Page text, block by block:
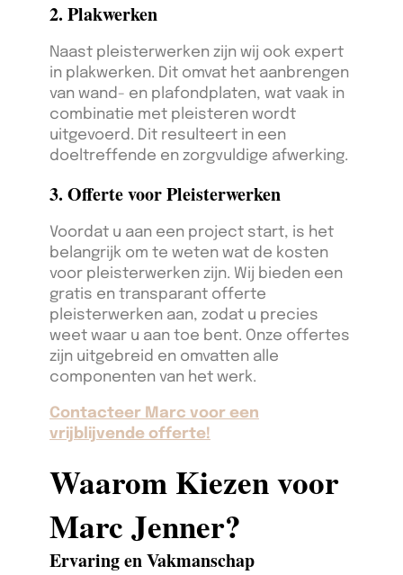
2. Plakwerken
Naast pleisterwerken zijn wij ook expert
in plakwerken. Dit omvat het aanbrengen
van wand- en plafondplaten, wat vaak in
combinatie met pleisteren wordt
uitgevoerd. Dit resulteert in een
doeltreffende en zorgvuldige afwerking.
3. Offerte voor Pleisterwerken
Voordat u aan een project start, is het
belangrijk om te weten wat de kosten
voor pleisterwerken zijn. Wij bieden een
gratis en transparant offerte
pleisterwerken aan, zodat u precies
weet waar u aan toe bent. Onze offertes
zijn uitgebreid en omvatten alle
componenten van het werk.
Contacteer Marc voor een
vrijblijvende offerte!
Waarom Kiezen voor
Marc Jenner?
Ervaring en Vakmanschap